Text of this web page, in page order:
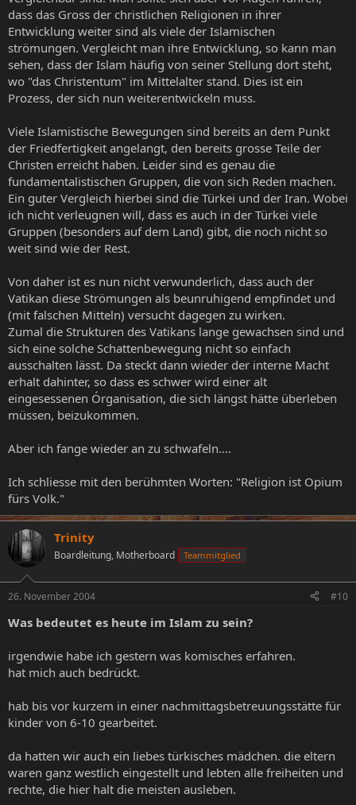
dass das Gross der christlichen Religionen in ihrer
Entwicklung weiter sind als viele der Islamischen
strömungen. Vergleicht man ihre Entwicklung, so kann man
sehen, dass der Islam häufig von seiner Stellung dort steht,
wo "das Christentum" im Mittelalter stand. Dies ist ein
Prozess, der sich nun weiterentwickeln muss.
Viele Islamistische Bewegungen sind bereits an dem Punkt
der Friedfertigkeit angelangt, den bereits grosse Teile der
Christen erreicht haben. Leider sind es genau die
fundamentalistischen Gruppen, die von sich Reden machen.
Ein guter Vergleich hierbei sind die Türkei und der Iran. Wobei
ich nicht verleugnen will, dass es auch in der Türkei viele
Gruppen (besonders auf dem Land) gibt, die noch nicht so
weit sind wie der Rest.
Von daher ist es nun nicht verwunderlich, dass auch der
Vatikan diese Strömungen als beunruhigend empfindet und
(mit falschen Mitteln) versucht dagegen zu wirken.
Zumal die Strukturen des Vatikans lange gewachsen sind und
sich eine solche Schattenbewegung nicht so einfach
ausschalten lässt. Da steckt dann wieder der interne Macht
erhalt dahinter, so dass es schwer wird einer alt
eingesessenen Órganisation, die sich längst hätte überleben
müssen, beizukommen.
Aber ich fange wieder an zu schwafeln....
Ich schliesse mit den berühmten Worten: "Religion ist Opium
fürs Volk."
Trinity
Boardleitung, Motherboard Teammitglied
26. November 2004 #10
Was bedeutet es heute im Islam zu sein?
irgendwie habe ich gestern was komisches erfahren.
hat mich auch bedrückt.
hab bis vor kurzem in einer nachmittagsbetreuungsstätte für
kinder von 6-10 gearbeitet.
da hatten wir auch ein liebes türkisches mädchen. die eltern
waren ganz westlich eingestellt und lebten alle freiheiten und
rechte, die hier halt die meisten ausleben.